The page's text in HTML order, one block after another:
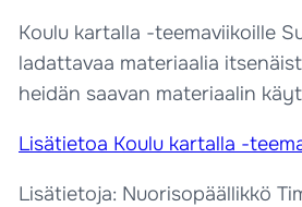
Koulu kartalla -teemaviikoille
ladattavaa materiaalia
heidän saavan materiaalin
Lisätietoa Koulu kartalla -
Lisätietoja: Nuorisopäällikkö